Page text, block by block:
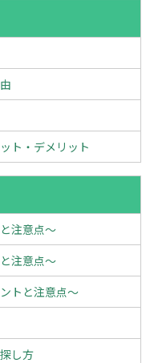
ト・デメリット
注意点～
注意点～
トと注意点～
し方